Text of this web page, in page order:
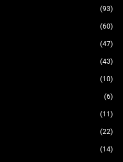
(93)
(60)
(47)
(43)
(10)
(6)
(11)
(22)
(14)